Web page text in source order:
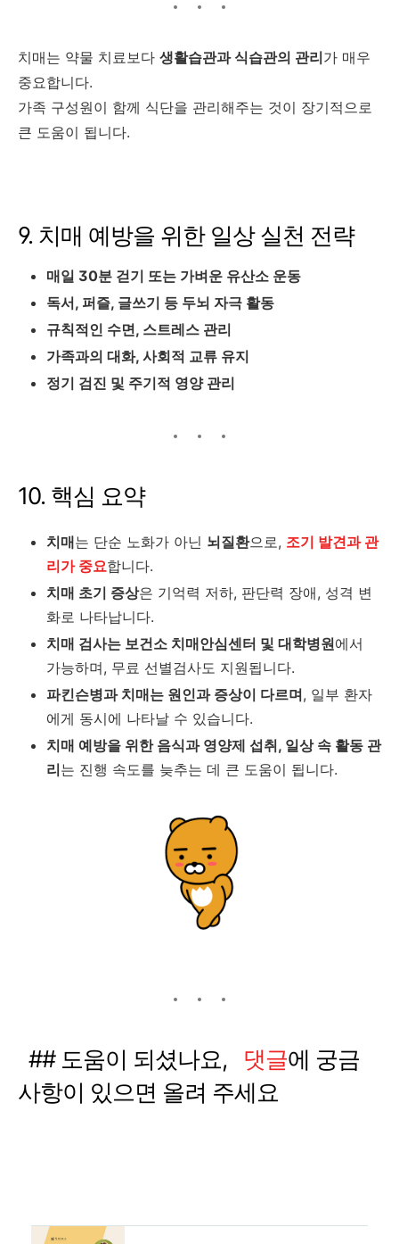
치매는 약물 치료보다 생활습관과 식습관의 관리가 매우
중요합니다.
가족 구성원이 함께 식단을 관리해주는 것이 장기적으로
큰 도움이 됩니다.
9. 치매 예방을 위한 일상 실천 전략
매일 30분 걷기 또는 가벼운 유산소 운동
독서, 퍼즐, 글쓰기 등 두뇌 자극 활동
규칙적인 수면, 스트레스 관리
가족과의 대화, 사회적 교류 유지
정기 검진 및 주기적 영양 관리
10. 핵심 요약
치매는 단순 노화가 아닌 뇌질환으로, 조기 발견과 관
리가 중요합니다.
치매 초기 증상은 기억력 저하, 판단력 장애, 성격 변
화로 나타납니다.
치매 검사는 보건소 치매안심센터 및 대학병원에서
가능하며, 무료 선별검사도 지원됩니다.
파킨슨병과 치매는 원인과 증상이 다르며, 일부 환자
에게 동시에 나타날 수 있습니다.
치매 예방을 위한 음식과 영양제 섭취, 일상 속 활동 관
리는 진행 속도를 늦추는 데 큰 도움이 됩니다.
## 도움이 되셨나요, 댓글에 궁금
사항이 있으면 올려 주세요